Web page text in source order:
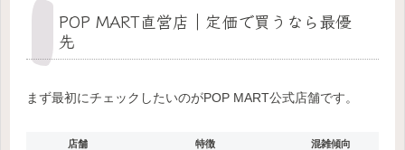
POP MART直営店｜定価で買うなら最優
先
まず最初にチェックしたいのがPOP MART公式店舗です。
店舗 特徴 混雑傾向